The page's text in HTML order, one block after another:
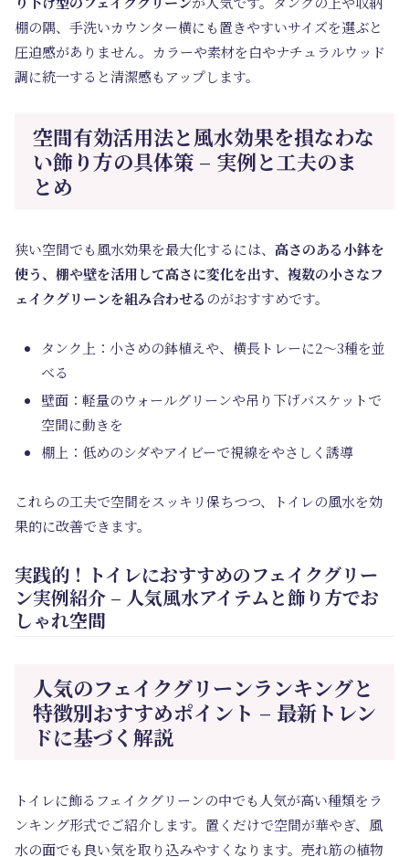
棚の隅、手洗いカウンター横にも置きやすいサイズを選ぶと
圧迫感がありません。カラーや素材を白やナチュラルウッド
調に統一すると清潔感もアップします。
空間有効活用法と風水効果を損なわな
い飾り方の具体策 – 実例と工夫のま
とめ
狭い空間でも風水効果を最大化するには、 高さのある小鉢を
使う、棚や壁を活用して高さに変化を出す、複数の小さなフ
ェイクグリーンを組み合わせる のがおすすめです。
タンク上：小さめの鉢植えや、横長トレーに2～3種を並
べる
壁面：軽量のウォールグリーンや吊り下げバスケットで
空間に動きを
棚上：低めのシダやアイビーで視線をやさしく誘導
これらの工夫で空間をスッキリ保ちつつ、トイレの風水を効
果的に改善できます。
実践的！トイレにおすすめのフェイクグリー
ン実例紹介 – 人気風水アイテムと飾り方でお
しゃれ空間
人気のフェイクグリーンランキングと
特徴別おすすめポイント – 最新トレン
ドに基づく解説
トイレに飾るフェイクグリーンの中でも人気が高い種類をラ
ンキング形式でご紹介します。置くだけで空間が華やぎ、風
水の面でも良い気を取り込みやすくなります。売れ筋の植物